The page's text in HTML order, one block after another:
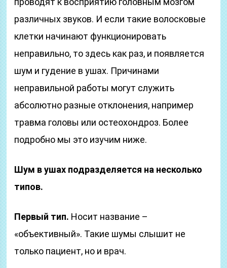
различных звуков. И если такие волосковые
клетки начинают функционировать
неправильно, то здесь как раз, и появляется
шум и гудение в ушах. Причинами
неправильной работы могут служить
абсолютно разные отклонения, например
травма головы или остеохондроз. Более
подробно мы это изучим ниже.
Шум в ушах подразделяется на несколько
типов.
Первый тип. Носит название –
«объективный». Такие шумы слышит не
только пациент, но и врач.